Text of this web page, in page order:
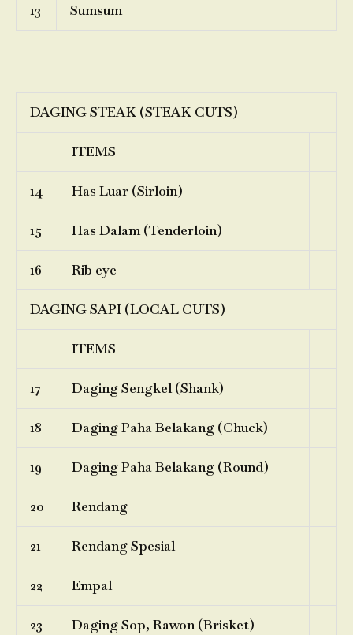
13 Sumsum
DAGING STEAK (STEAK CUTS)
ITEMS
14 Has Luar (Sirloin)
15 Has Dalam (Tenderloin)
16 Rib eye
DAGING SAPI (LOCAL CUTS)
ITEMS
17 Daging Sengkel (Shank)
18 Daging Paha Belakang (Chuck)
19 Daging Paha Belakang (Round)
20 Rendang
21 Rendang Spesial
22 Empal
23 Daging Sop, Rawon (Brisket)